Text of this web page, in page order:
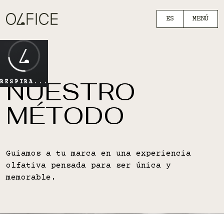
RESPIRA...
ES MENÚ
NUESTRO
MÉTODO
Guiamos a tu marca en una experiencia
olfativa pensada para ser única y
memorable.